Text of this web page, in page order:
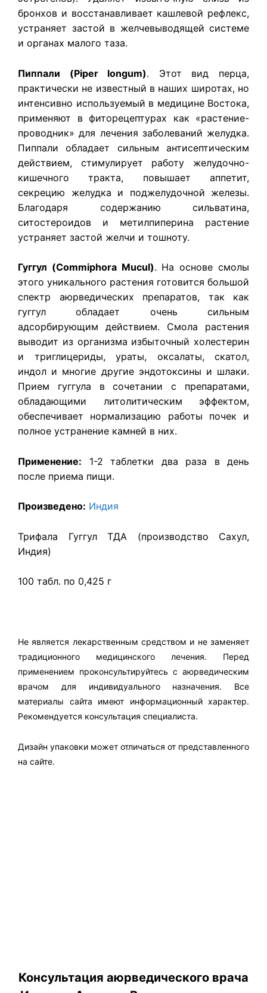
бронхов и восстанавливает кашлевой рефлекс,
устраняет застой в желчевыводящей системе
и органах малого таза.
Пиппали (Piper longum). Этот вид перца,
практически не известный в наших широтах, но
интенсивно используемый в медицине Востока,
применяют в фиторецептурах как «растение-
проводник» для лечения заболеваний желудка.
Пиппали обладает сильным антисептическим
действием, стимулирует работу желудочно-
кишечного тракта, повышает аппетит,
секрецию желудка и поджелудочной железы.
Благодаря содержанию сильватина,
ситостероидов и метилпиперина растение
устраняет застой желчи и тошноту.
Гуггул (Commiphora Mucul). На основе смолы
этого уникального растения готовится большой
спектр аюрведических препаратов, так как
гуггул обладает очень сильным
адсорбирующим действием. Смола растения
выводит из организма избыточный холестерин
и триглицериды, ураты, оксалаты, скатол,
индол и многие другие эндотоксины и шлаки.
Прием гуггула в сочетании с препаратами,
обладающими литолитическим эффектом,
обеспечивает нормализацию работы почек и
полное устранение камней в них.
Применение: 1-2 таблетки два раза в день
после приема пищи.
Произведено: Индия
Трифала Гуггул ТДА (производство Сахул,
Индия)
100 табл. по 0,425 г
Не является лекарственным средством и не заменяет
традиционного медицинского лечения. Перед
применением проконсультируйтесь с аюрведическим
врачом для индивидуального назначения. Все
материалы сайта имеют информационный характер.
Рекомендуется консультация специалиста.
Дизайн упаковки может отличаться от представленного
на сайте.
Консультация аюрведического врача